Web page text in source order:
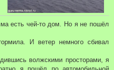
есть чей-то дом. Но я не пошёл
И ветер немного сбивал
волжскими просторами, я